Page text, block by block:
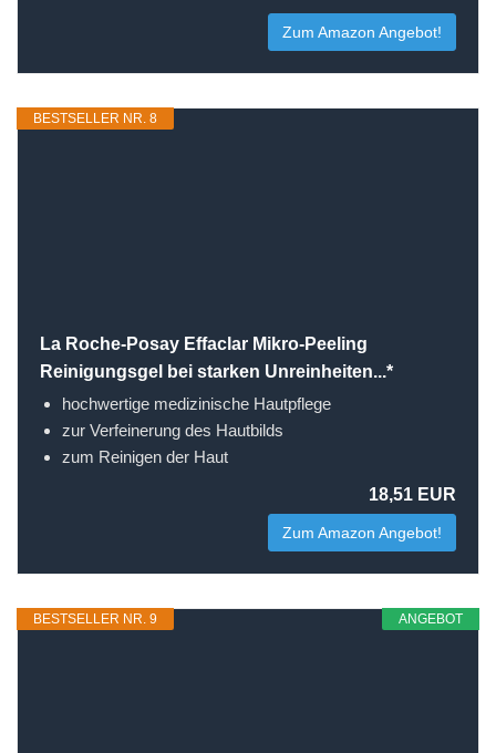
Zum Amazon Angebot!
BESTSELLER NR. 8
La Roche-Posay Effaclar Mikro-Peeling
Reinigungsgel bei starken Unreinheiten...*
hochwertige medizinische Hautpflege
zur Verfeinerung des Hautbilds
zum Reinigen der Haut
18,51 EUR
Zum Amazon Angebot!
ANGEBOT
BESTSELLER NR. 9